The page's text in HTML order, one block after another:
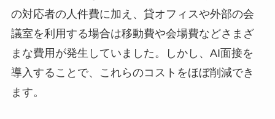
の対応者の人件費に加え、貸オフィスや外部の会
議室を利用する場合は移動費や会場費などさまざ
まな費用が発生していました。しかし、AI面接を
導入することで、これらのコストをほぼ削減でき
ます。